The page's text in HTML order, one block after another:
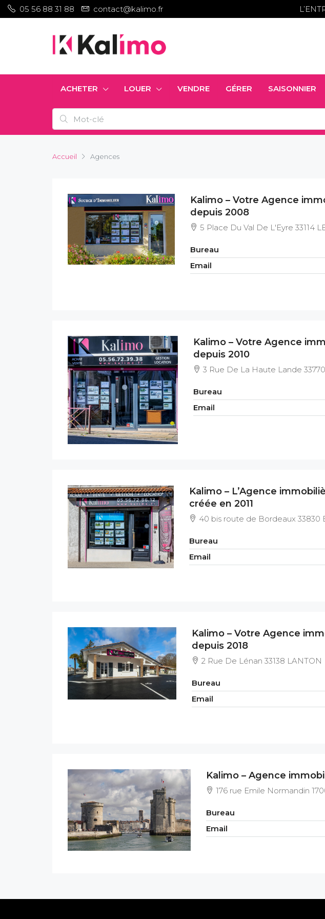
05 56 88 31 88 contact@kalimo.fr
ACHETER LOUER VENDRE GÉRER SAISONNIER
Accueil Agences
Kalimo – Votre Agence
depuis 2008
5 Place Du Val De L'Eyre 33114
Bureau
Email
Kalimo – Votre Agence
depuis 2010
3 Rue De La Haute Lande
Bureau
Email
Kalimo – L’Agence
créée en 2011
40 bis route de Bordeaux 33830
Bureau
Email
Kalimo – Votre Agence
depuis 2018
2 Rue De Lénan 33138 LANTON
Bureau
Email
Kalimo – Agence
176 rue Emile Normandin
Bureau
Email